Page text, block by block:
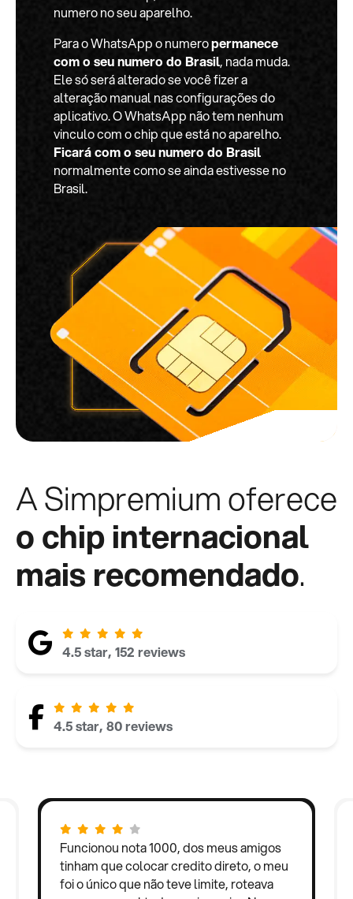
numero no seu aparelho.
Para o WhatsApp o numeropermanece
com o seu numero do Brasil, nada muda.
Ele só será alterado se você fizer a
alteração manual nas configurações do
aplicativo. O WhatsApp não tem nenhum
vinculo com o chip que está no aparelho.
Ficará com o seu numero do Brasil
normalmente como se ainda estivesse no
Brasil.
A Simpremium oferece
o chip internacional
mais recomendado.
4.5 star, 152 reviews
4.5 star, 80 reviews
Funcionou nota 1000, dos meus amigos
tinham que colocar credito direto, o meu
foi o único que não teve limite, roteava